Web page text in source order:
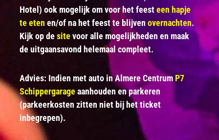
Hotel) ook mogelijk om voor het feesteen hapje
te eten en/of na het feest te blijven overnachten.
Kijk op desitevoor alle mogelijkheden en maak
de uitgaansavond helemaal compleet.
Advies: Indien met auto in Almere CentrumP7
Schippergarageaanhouden en parkeren
(parkeerkosten zitten niet bij het ticket
inbegrepen).